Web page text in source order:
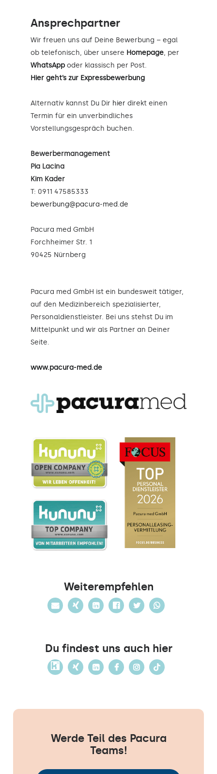
Ansprechpartner
Wir freuen uns auf Deine Bewerbung – egal
ob telefonisch, über unsere Homepage, per
WhatsApp oder klassisch per Post.
Hier geht’s zur Expressbewerbung
Alternativ kannst Du Dir hier direkt einen
Termin für ein unverbindliches
Vorstellungsgespräch buchen.
Bewerbermanagement
Pia Lacina
Kim Kader
T: 0911 47585333
bewerbung@pacura-med.de
Pacura med GmbH
Forchheimer Str. 1
90425 Nürnberg
Pacura med GmbH ist ein bundesweit tätiger,
auf den Medizinbereich spezialisierter,
Personaldienstleister. Bei uns stehst Du im
Mittelpunkt und wir als Partner an Deiner
Seite.
www.pacura-med.de
Weiterempfehlen
Du findest uns auch hier
Werde Teil des Pacura
Teams!